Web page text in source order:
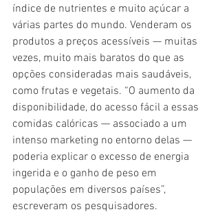
índice de nutrientes e muito açúcar a
várias partes do mundo. Venderam os
produtos a preços acessíveis — muitas
vezes, muito mais baratos do que as
opções consideradas mais saudáveis,
como frutas e vegetais. “O aumento da
disponibilidade, do acesso fácil a essas
comidas calóricas — associado a um
intenso marketing no entorno delas —
poderia explicar o excesso de energia
ingerida e o ganho de peso em
populações em diversos países”,
escreveram os pesquisadores.